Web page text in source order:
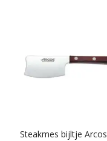
Steakmes bijltje Arcos